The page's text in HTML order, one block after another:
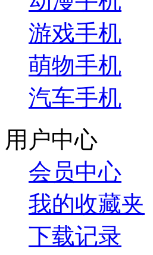
游戏手机
萌物手机
汽车手机
用户中心
会员中心
我的收藏夹
下载记录